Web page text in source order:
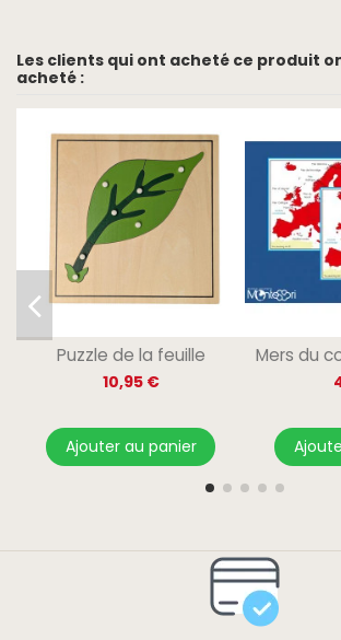
Les clients qui ont acheté ce produit
acheté :
Puzzle de la feuille
10,95 €
Ajouter au panier
Mers du